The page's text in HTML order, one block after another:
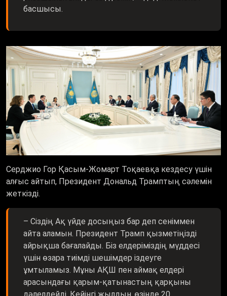
басшысы.
Серджио Гор Қасым-Жомарт Тоқаевқа кездесу үшін
алғыс айтып, Президент Дональд Трамптың сәлемін
жеткізді.
– Сіздің Ақ үйде досыңыз бар деп сеніммен
айта аламын. Президент Трамп қызметіңізді
айрықша бағалайды. Біз елдеріміздің мүддесі
үшін өзара тиімді шешімдер іздеуге
ұмтыламыз. Мұны АҚШ пен аймақ елдері
арасындағы қарым-қатынастың қарқыны
дәлелдейді. Кейінгі жылдың өзінде 20